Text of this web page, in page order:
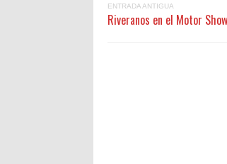
ENTRADA ANTIGUA
Riveranos en el Motor